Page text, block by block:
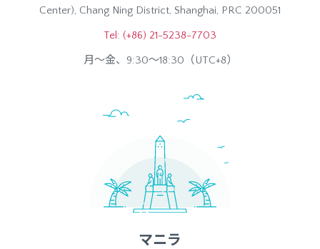
Center), Chang Ning District, Shanghai, PRC 200051
Tel: (+86) 21-5238-7703
月～金、9:30～18:30（UTC+8）
マニラ